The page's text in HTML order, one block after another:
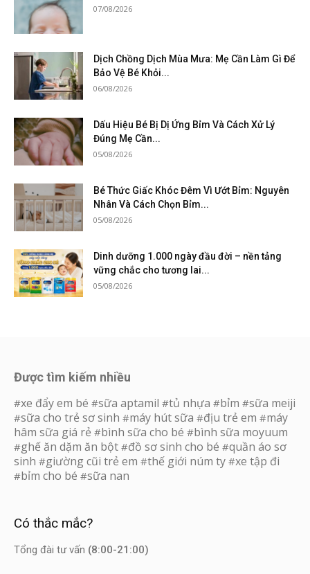
07/08/2026
Dịch Chồng Dịch Mùa Mưa: Mẹ Cần Làm Gì Để
Bảo Vệ Bé Khỏi...
06/08/2026
Dấu Hiệu Bé Bị Dị Ứng Bỉm Và Cách Xử Lý
Đúng Mẹ Cần...
05/08/2026
Bé Thức Giấc Khóc Đêm Vì Ướt Bỉm: Nguyên
Nhân Và Cách Chọn Bỉm...
05/08/2026
Dinh dưỡng 1.000 ngày đầu đời – nền tảng
vững chắc cho tương lai...
05/08/2026
Được tìm kiếm nhiều
#xe đẩy em bé #sữa aptamil #tủ nhựa #bỉm #sữa meiji
#sữa cho trẻ sơ sinh #máy hút sữa #địu trẻ em #máy
hâm sữa giá rẻ #bình sữa cho bé #bình sữa moyuum
#ghế ăn dặm ăn bột #đồ sơ sinh cho bé #quần áo sơ
sinh #giường cũi trẻ em #thế giới núm ty #xe tập đi
#bỉm cho bé #sữa nan
Có thắc mắc?
Tổng đài tư vấn (8:00-21:00)